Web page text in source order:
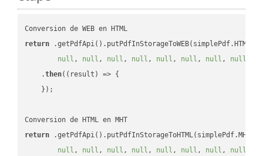
return
null , null , null , null , null , null , null , null
    .
then( (result) => {
    });
return
null , null , null , null , null , null , null , null